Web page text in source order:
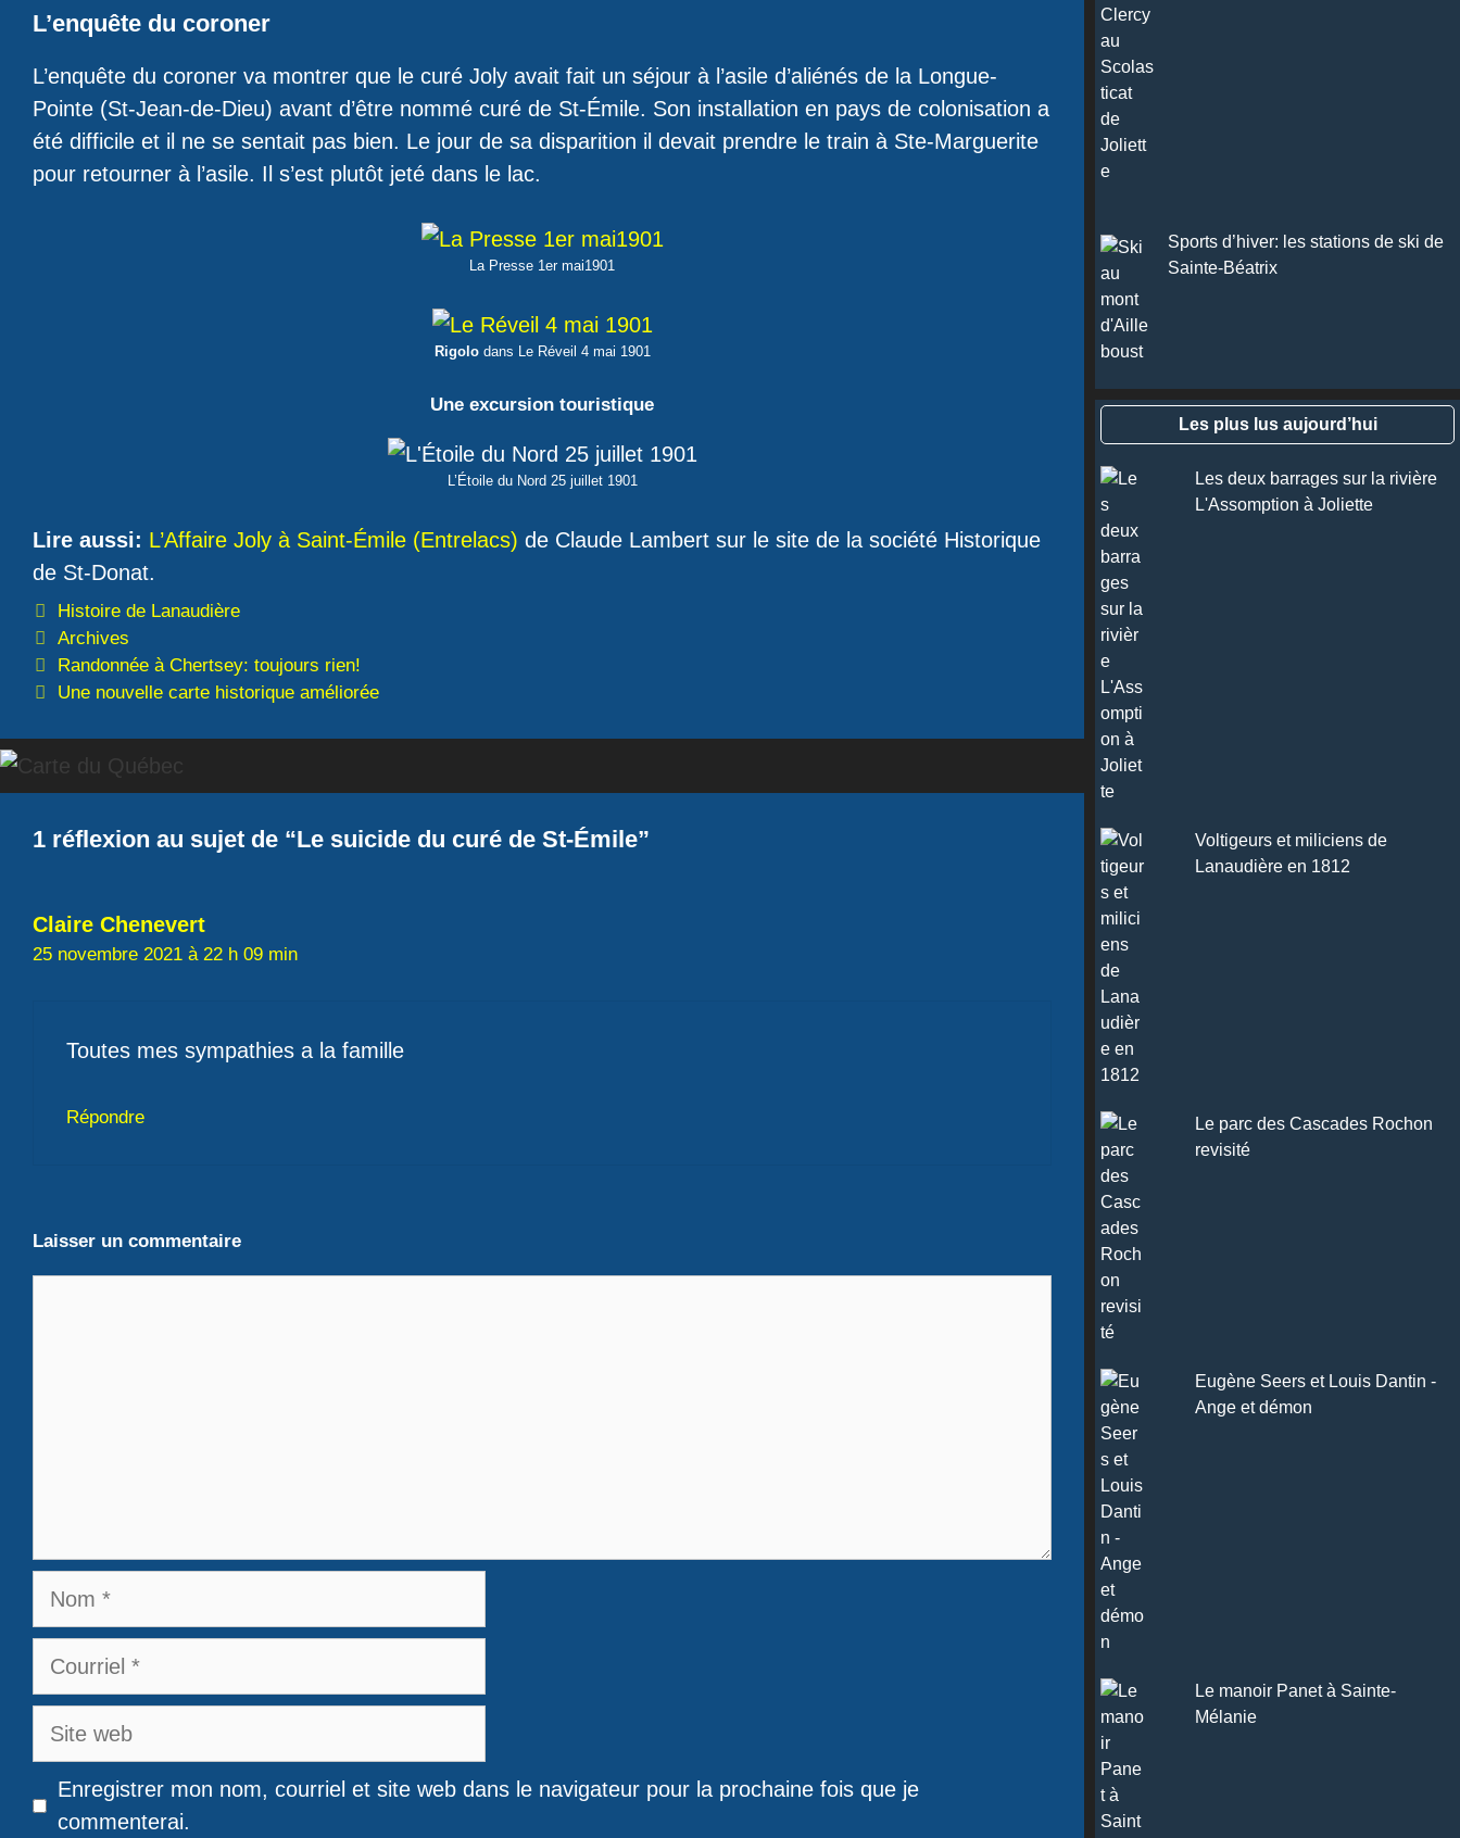
L’enquête du coroner
L’enquête du coroner va montrer que le curé Joly avait fait un séjour à l’asile d’aliénés de la Longue-
Pointe (St-Jean-de-Dieu) avant d’être nommé curé de St-Émile. Son installation en pays de colonisation a
été difficile et il ne se sentait pas bien. Le jour de sa disparition il devait prendre le train à Ste-Marguerite
pour retourner à l’asile. Il s’est plutôt jeté dans le lac.
La Presse 1er mai1901
Rigolodans Le Réveil 4 mai 1901
Une excursion touristique
L’Étoile du Nord 25 juillet 1901
Lire aussi: L’Affaire Joly à Saint-Émile (Entrelacs) de Claude Lambert sur le site de la société Historique
de St-Donat.
Catégories
Histoire de Lanaudière
Étiquettes
Archives
Randonnée à Chertsey: toujours rien!
Une nouvelle carte historique améliorée
1 réflexion au sujet de “Le suicide du curé de St-Émile”
Claire Chenevert
25 novembre 2021 à 22 h 09 min
Toutes mes sympathies a la famille
Répondre
Laisser un commentaire
Nom
Courriel
Site
Enregistrer mon nom, courriel et site web dans le navigateur pour la prochaine fois que je
commenterai.
Sports d’hiver: les stations de ski de
Sainte-Béatrix
Les plus lus aujourd’hui
Les deux barrages sur la rivière
L'Assomption à Joliette
Voltigeurs et miliciens de
Lanaudière en 1812
Le parc des Cascades Rochon
revisité
Eugène Seers et Louis Dantin -
Ange et démon
Le manoir Panet à Sainte-
Mélanie